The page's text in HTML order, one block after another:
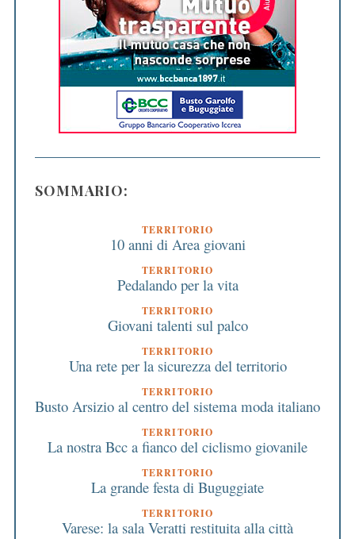
SOMMARIO:
TERRITORIO
10 anni di Area giovani
TERRITORIO
Pedalando per la vita
TERRITORIO
Giovani talenti sul palco
TERRITORIO
Una rete per la sicurezza del territorio
TERRITORIO
Busto Arsizio al centro del sistema moda italiano
TERRITORIO
La nostra Bcc a fianco del ciclismo giovanile
TERRITORIO
La grande festa di Buguggiate
TERRITORIO
Varese: la sala Veratti restituita alla città